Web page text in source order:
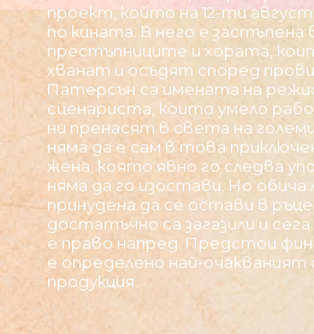
проект, който на 12-ти
по кината. В него е
престъпниците и хората,
хванат и осъдят според
Патерсън са имената на
сценариста, които умело
ни пренасят в света на
няма да е сам в това
жена, която явно го следва
няма да го изостави. Но обича
принудена да се остави в
достатъчно са загазили и
е право напред. Предстои
е определено най-
продукция.